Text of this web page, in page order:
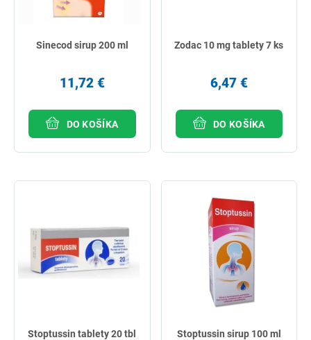
Sinecod sirup 200 ml
11,72 €
DO KOŠÍKA
Zodac 10 mg tablety 7 ks
6,47 €
DO KOŠÍKA
Stoptussin tablety 20 tbl Stoptussin sirup 100 ml